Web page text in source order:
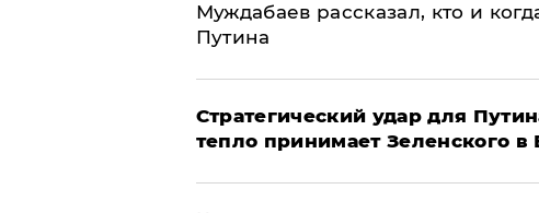
Муждабаев рассказал, кто и
Путина
Стратегический удар для
тепло принимает Зеленского в